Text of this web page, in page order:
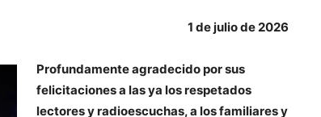
1 de julio de 2026
Profundamente agradecido por sus
felicitaciones a las ya los respetados
lectores y radioescuchas, a los familiares y